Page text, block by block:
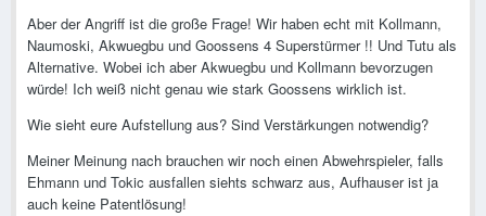
Aber der Angriff ist die große Frage! Wir haben echt mit Kollmann,
Naumoski, Akwuegbu und Goossens 4 Superstürmer !! Und Tutu als
Alternative. Wobei ich aber Akwuegbu und Kollmann bevorzugen
würde! Ich weiß nicht genau wie stark Goossens wirklich ist.
Wie sieht eure Aufstellung aus? Sind Verstärkungen notwendig?
Meiner Meinung nach brauchen wir noch einen Abwehrspieler, falls
Ehmann und Tokic ausfallen siehts schwarz aus, Aufhauser ist ja
auch keine Patentlösung!